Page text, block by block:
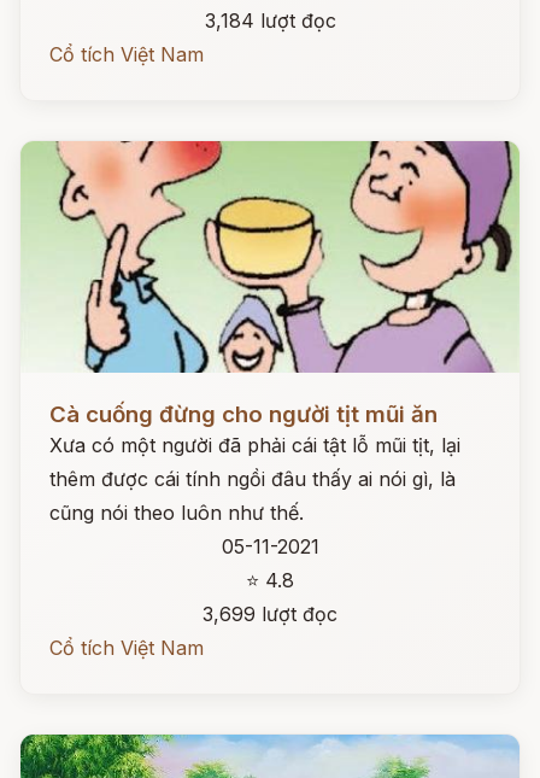
3,184 lượt đọc
Cổ tích Việt Nam
Cà cuống đừng cho người tịt mũi ăn
Xưa có một người đã phải cái tật lỗ mũi tịt, lại
thêm được cái tính ngồi đâu thấy ai nói gì, là
cũng nói theo luôn như thế.
05-11-2021
⭐ 4.8
3,699 lượt đọc
Cổ tích Việt Nam